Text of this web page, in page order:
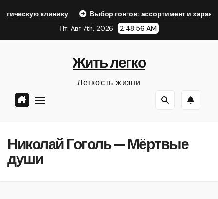
клинику
Выбор гонгов: ассортимент и характеристики
Пт. Авг 7th, 2026
2:48:57 AM
Жить легко
Лёгкость жизни
Николай Гоголь — Мёртвые
души